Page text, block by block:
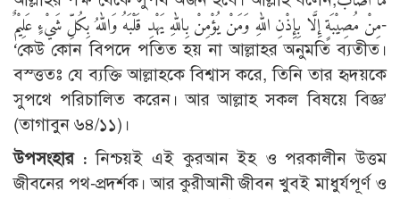
مِنْ مُصِيْبَةٍ إِلَّا بِإِذْنِ اللهِ وَمَنْ يُؤْمِنْ بِاللهِ يَهْدِ قَلْبَهُ وَاللهُ بِكُلِّ شَيْءٍ عَلِيْمٌ-
‘কেউ কোন বিপদে পতিত হয় না আল্লাহর অনুমতি ব্যতীত।
বস্ত্ততঃ যে ব্যক্তি আল্লাহকে বিশ্বাস করে, তিনি তার হৃদয়কে
সুপথে পরিচালিত করেন। আর আল্লাহ সকল বিষয়ে বিজ্ঞ’
(তাগাবুন ৬৪/১১)।
উপসংহার :নিশ্চয়ই এই কুরআন ইহ ও পরকালীন উত্তম
জীবনের পথ-প্রদর্শক। আর কুরীআনী জীবন খুবই মাধুর্যপূর্ণ ও